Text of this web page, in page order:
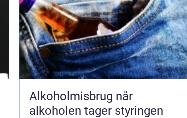
Alkoholmisbrug når
alkoholen tager styringen